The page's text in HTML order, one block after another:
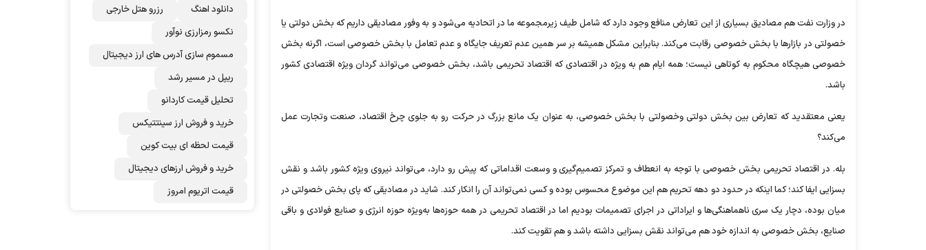
در وزارت نفت هم مصادیق بسیاری از این تعارض منافع وجود دارد که شامل طیف زیرمجموعه ما در اتحادیه می‌شود و به وفور مصادیقی داریم که بخش دولتی یا
خصولتی در بازارها با بخش خصوصی رقابت می‌کند. بنابراین مشکل همیشه بر سر همین عدم تعریف جایگاه و عدم تعامل با بخش خصوصی است، اگرنه بخش
خصوصی هیچگاه محکوم به کوتاهی نیست؛ همه ایام هم به ویژه در اقتصادی که اقتصاد تحریمی باشد، بخش خصوصی می‌تواند گردان ویژه اقتصادی کشور
باشد.
یعنی معتقدید که تعارض بین بخش دولتی وخصولتی با بخش خصوصی، به عنوان یک مانع بزرگ در حرکت رو به جلوی چرخ اقتصاد، صنعت وتجارت عمل
می‌کند؟
بله. در اقتصاد تحریمی بخش خصوصی با توجه به انعطاف و تمرکز تصمیم‌گیری و وسعت اقداماتی که پیش رو دارد، می‌تواند نیروی ویژه کشور باشد و نقش
بسزایی ایفا کند؛ کما اینکه در حدود دو دهه تحریم هم این موضوع محسوس بوده و کسی نمی‌تواند آن را انکار کند. شاید در مصادیقی که پای بخش خصولتی در
میان بوده، دچار یک سری ناهماهنگی‌ها و ایراداتی در اجرای تصمیمات بودیم اما در اقتصاد تحریمی در همه حوزه‌ها به‌ویژه حوزه انرژی و صنایع فولادی و باقی
صنایع، بخش خصوصی به اندازه خود هم می‌تواند نقش بسزایی داشته باشد و هم تقویت کند.
دانلود اهنگ
رزرو هتل خارجی
نکسو رمزارزی نوآور
مسموم سازی آدرس های ارز دیجیتال
ریپل در مسیر رشد
تحلیل قیمت کاردانو
خرید و فروش ارز سینتتیکس
قیمت لحظه ای بیت کوین
خرید و فروش ارزهای دیجیتال
قیمت اتریوم امروز